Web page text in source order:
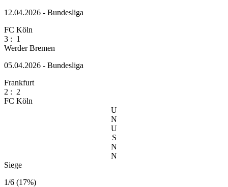
12.04.2026 - Bundesliga
FC Köln
3 : 1
Werder Bremen
05.04.2026 - Bundesliga
Frankfurt
2 : 2
FC Köln
U
N
U
S
N
N
Siege
1/6 (17%)